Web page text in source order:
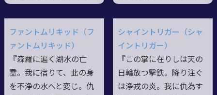
ファントムリキッド（フ
ァントムリキッド）
『森羅に遍く湖水の亡
霊。我に宿りて、此の身
を不浄の水へと変じ。仇
シャイントリガー（シャ
イントリガー）
『この掌に在りしは天の
日輪放つ撃鉄。降り注ぐ
は浄戎の炎。我に仇為す